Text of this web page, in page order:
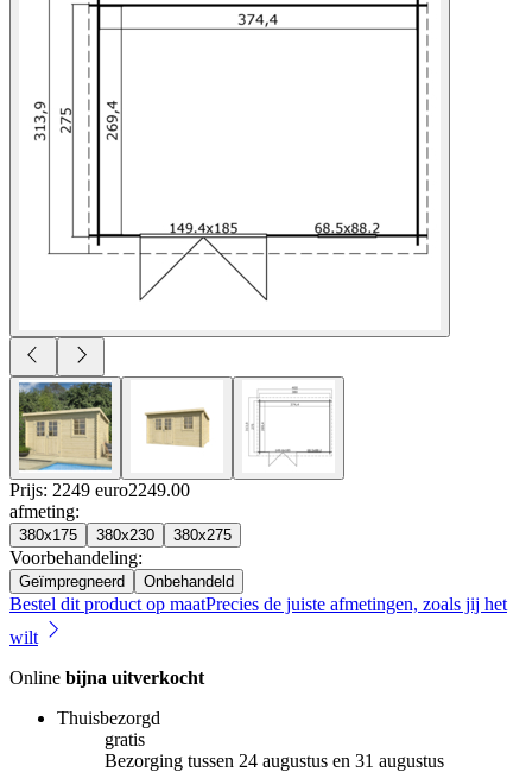
Prijs: 2249 euro2249.00
afmeting:
380x175 380x230 380x275
Voorbehandeling:
Geïmpregneerd Onbehandeld
Bestel dit product op maatPrecies de juiste afmetingen, zoals jij het
wilt
Online bijna uitverkocht
Thuisbezorgd
gratis
Bezorging tussen 24 augustus en 31 augustus